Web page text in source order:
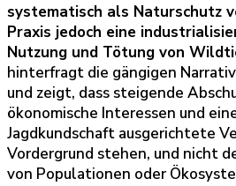
systematisch als Naturschutz
Praxis jedoch eine
Nutzung und Tötung von
hinterfragt die gängigen
und zeigt, dass steigende
ökonomische Interessen und
Jagdkundschaft ausgerichtete
Vordergrund stehen, und nicht
von Populationen oder